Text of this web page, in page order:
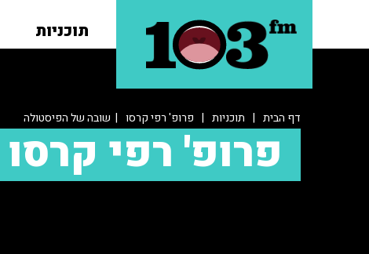
תוכניות
דף הבית | תוכניות | פרופ' רפי קרסו | שובה של הפיסטולה
פרופ' רפי קרסו